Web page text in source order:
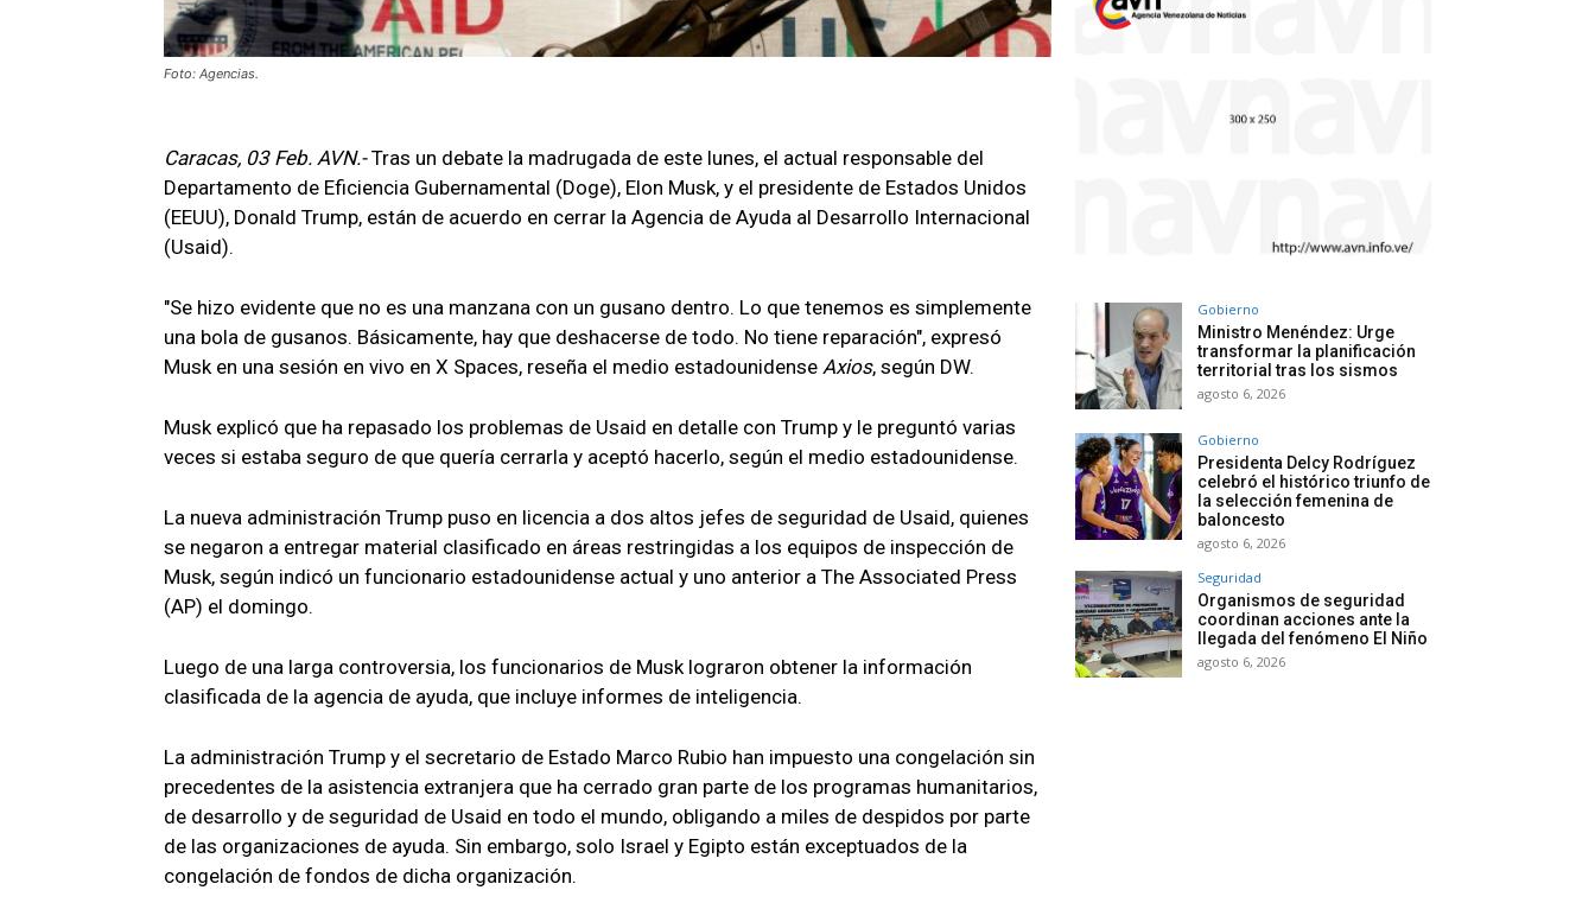
Foto: Agencias.
Caracas, 03 Feb. AVN.-Tras un debate la madrugada de este lunes, el actual responsable del
Departamento de Eficiencia Gubernamental (Doge), Elon Musk, y el presidente de Estados Unidos
(EEUU), Donald Trump, están de acuerdo en cerrar la Agencia de Ayuda al Desarrollo Internacional
(Usaid).
"Se hizo evidente que no es una manzana con un gusano dentro. Lo que tenemos es simplemente
una bola de gusanos. Básicamente, hay que deshacerse de todo. No tiene reparación", expresó
Musk en una sesión en vivo en X Spaces, reseña el medio estadounidense Axios, según DW.
Musk explicó que ha repasado los problemas de Usaid en detalle con Trump y le preguntó varias
veces si estaba seguro de que quería cerrarla y aceptó hacerlo, según el medio estadounidense.
La nueva administración Trump puso en licencia a dos altos jefes de seguridad de Usaid, quienes
se negaron a entregar material clasificado en áreas restringidas a los equipos de inspección de
Musk, según indicó un funcionario estadounidense actual y uno anterior a The Associated Press
(AP) el domingo.
Luego de una larga controversia, los funcionarios de Musk lograron obtener la información
clasificada de la agencia de ayuda, que incluye informes de inteligencia.
La administración Trump y el secretario de Estado Marco Rubio han impuesto una congelación sin
precedentes de la asistencia extranjera que ha cerrado gran parte de los programas humanitarios,
de desarrollo y de seguridad de Usaid en todo el mundo, obligando a miles de despidos por parte
de las organizaciones de ayuda. Sin embargo, solo Israel y Egipto están exceptuados de la
congelación de fondos de dicha organización.
Gobierno
Ministro Menéndez: Urge
transformar la planificación
territorial tras los sismos
agosto 6, 2026
Gobierno
Presidenta Delcy Rodríguez
celebró el histórico triunfo de
la selección femenina de
baloncesto
agosto 6, 2026
Seguridad
Organismos de seguridad
coordinan acciones ante la
llegada del fenómeno El Niño
agosto 6, 2026